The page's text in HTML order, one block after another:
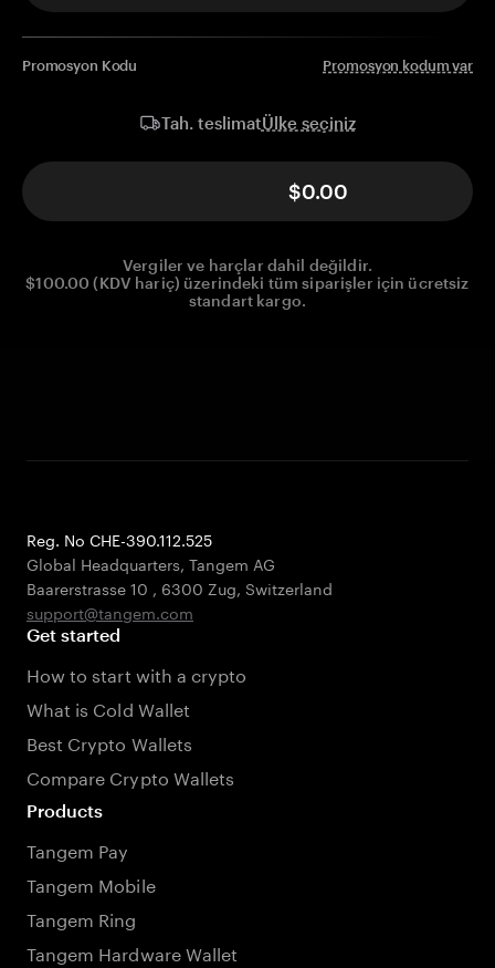
Promosyon Kodu Promosyon kodum var
Tah. teslimatÜlke seçiniz
$0.00
Vergiler ve harçlar dahil değildir.
$100.00 (KDV hariç) üzerindeki tüm siparişler için ücretsiz
standart kargo.
Reg. No CHE-390.112.525
Global Headquarters, Tangem AG
Baarerstrasse 10 , 6300 Zug, Switzerland
support@tangem.com
Get started
How to start with a crypto
What is Cold Wallet
Best Crypto Wallets
Compare Crypto Wallets
Products
Tangem Pay
Tangem Mobile
Tangem Ring
Tangem Hardware Wallet